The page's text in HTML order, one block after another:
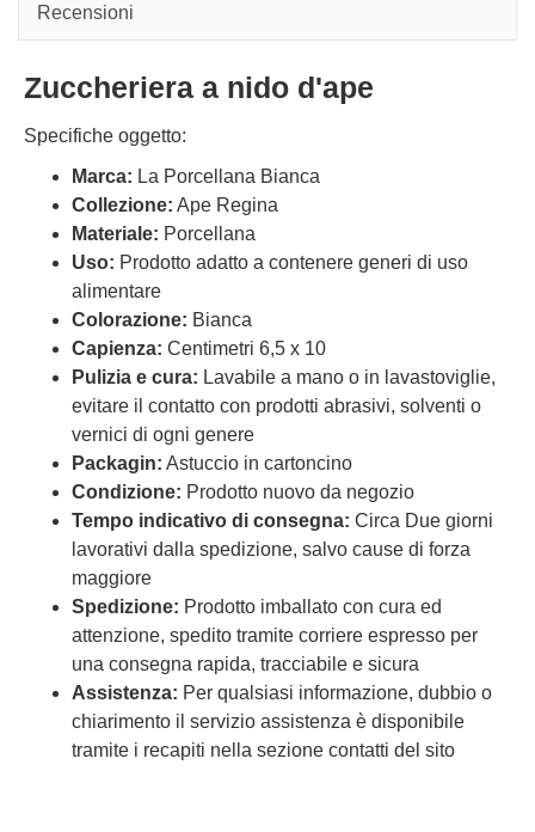
Recensioni
Zuccheriera a nido d'ape
Specifiche oggetto:
Marca: La Porcellana Bianca
Collezione: Ape Regina
Materiale: Porcellana
Uso: Prodotto adatto a contenere generi di uso
alimentare
Colorazione: Bianca
Capienza: Centimetri 6,5 x 10
Pulizia e cura: Lavabile a mano o in lavastoviglie,
evitare il contatto con prodotti abrasivi, solventi o
vernici di ogni genere
Packagin: Astuccio in cartoncino
Condizione: Prodotto nuovo da negozio
Tempo indicativo di consegna: Circa Due giorni
lavorativi dalla spedizione, salvo cause di forza
maggiore
Spedizione: Prodotto imballato con cura ed
attenzione, spedito tramite corriere espresso per
una consegna rapida, tracciabile e sicura
Assistenza: Per qualsiasi informazione, dubbio o
chiarimento il servizio assistenza è disponibile
tramite i recapiti nella sezione contatti del sito